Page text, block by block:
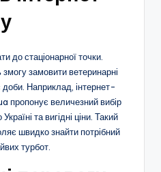
до стаціонарної точки.
замовити ветеринарні
Наприклад, інтернет-
пропонує величезний вибір
та вигідні ціни. Такий
швидко знайти потрібний
турбот.